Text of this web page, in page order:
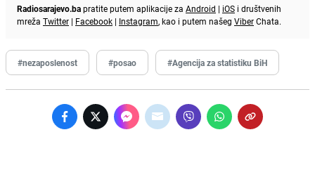
Radiosarajevo.bapratite putem aplikacije za Android | iOS i društvenih
mreža Twitter | Facebook | Instagram, kao i putem našeg ViberChata.
#nezaposlenost #posao #Agencija za statistiku BiH